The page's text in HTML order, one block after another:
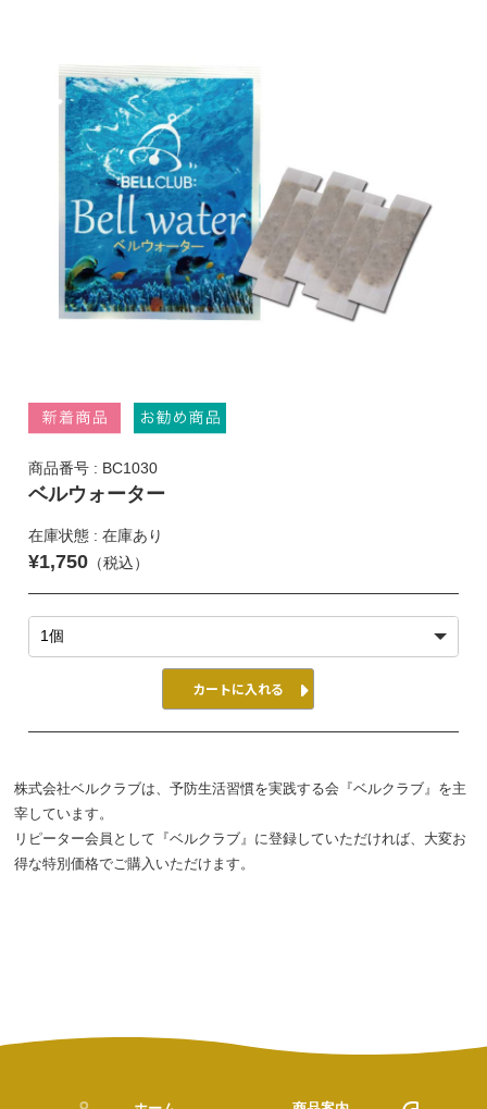
商品番号 : BC1030
ベルウォーター
在庫状態 : 在庫あり
¥1,750 （税込）
カートに入れる
株式会社ベルクラブは、予防⽣活習慣を実践する会『ベルクラブ』を主
宰しています。
リピーター会員として『ベルクラブ』に登録していただければ、⼤変お
得な特別価格でご購⼊いただけます。